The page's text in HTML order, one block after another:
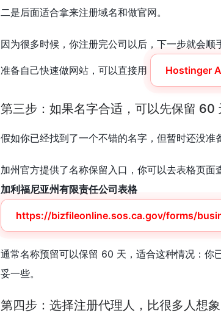
二是后面适合拿来注册域名和做官网。
因为很多时候，你注册完公司以后，下一步就会
准备自己快速做网站，可以直接用 Hostinger
第三步：如果名字合适，可以先保留 60
假如你已经找到了一个不错的名字，但暂时还没准
加州官方提供了名称保留入口，你可以去表格页面
加利福尼亚州有限责任公司表格
https://bizfileonline.sos.ca.gov/forms/
通常名称预留可以保留 60 天，适合这种情况：你
妥一些。
第四步：选择注册代理人，比很多人想